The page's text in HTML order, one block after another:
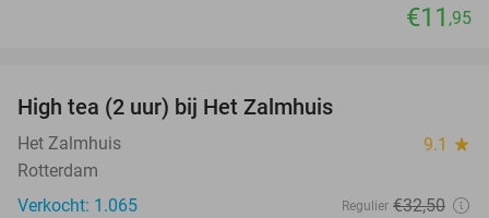
€11 ,95
High tea (2 uur) bij Het Zalmhuis
Het Zalmhuis 9.1 star
Rotterdam
Verkocht: 1.065
Regulier €32,50